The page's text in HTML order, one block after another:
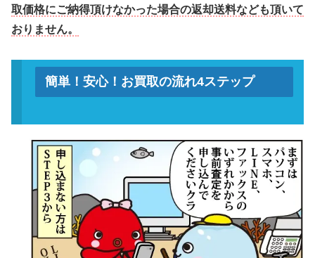
取価格にご納得頂けなかった場合の返却送料なども頂いて
おりません。
簡単！安心！お買取の流れ4ステップ